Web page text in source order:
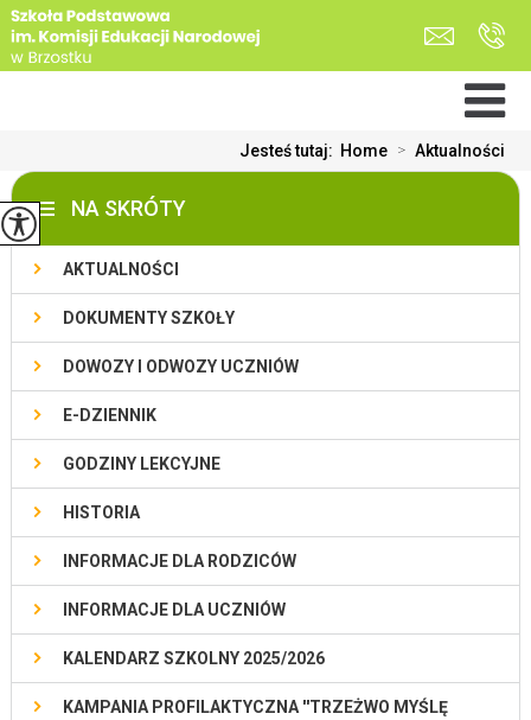
Jesteś tutaj: Home > Aktualności
NA SKRÓTY
AKTUALNOŚCI
DOKUMENTY SZKOŁY
DOWOZY I ODWOZY UCZNIÓW
E-DZIENNIK
GODZINY LEKCYJNE
HISTORIA
INFORMACJE DLA RODZICÓW
INFORMACJE DLA UCZNIÓW
KALENDARZ SZKOLNY 2025/2026
KAMPANIA PROFILAKTYCZNA ''TRZEŻWO MYŚLĘ